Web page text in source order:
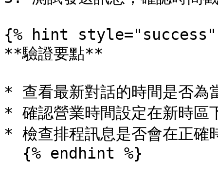
{% hint style="success"
**驗證要點**
* 查看最新對話的時間是否為
* 確認營業時間設定在新時區
* 檢查排程訊息是否會在正確